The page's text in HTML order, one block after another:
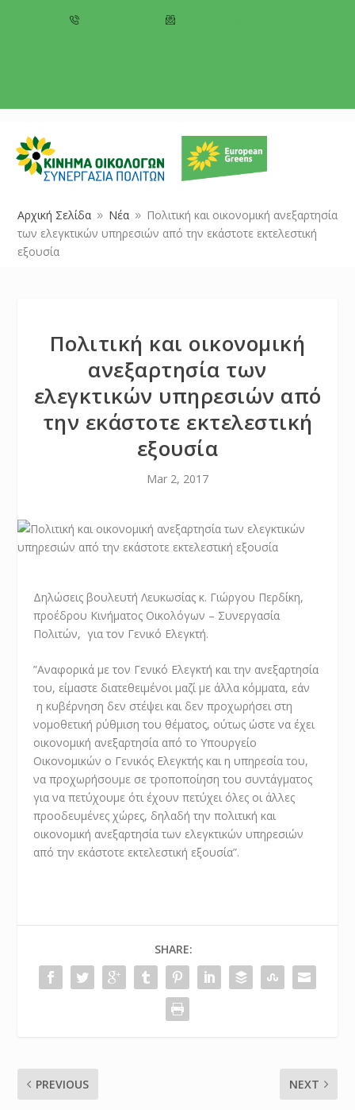
Αρχική Σελίδα 9 Νέα 9
Πολιτική και οικονομική ανεξαρτησία
των ελεγκτικών υπηρεσιών από την εκάστοτε εκτελεστική
εξουσία
Πολιτική και οικονομική
ανεξαρτησία των
ελεγκτικών υπηρεσιών από
την εκάστοτε εκτελεστική
εξουσία
Mar 2, 2017
Δηλώσεις βουλευτή Λευκωσίας κ. Γιώργου Περδίκη,
προέδρου Κινήματος Οικολόγων – Συνεργασία
Πολιτών, για τον Γενικό Ελεγκτή.
”Αναφορικά με τον Γενικό Ελεγκτή και την ανεξαρτησία
του, είμαστε διατεθειμένοι μαζί με άλλα κόμματα, εάν
η κυβέρνηση δεν στέψει και δεν προχωρήσει στη
νομοθετική ρύθμιση του θέματος, ούτως ώστε να έχει
οικονομική ανεξαρτησία από το Υπουργείο
Οικονομικών ο Γενικός Ελεγκτής και η υπηρεσία του,
να προχωρήσουμε σε τροποποίηση του συντάγματος
για να πετύχουμε ότι έχουν πετύχει όλες οι άλλες
προοδευμένες χώρες, δηλαδή την πολιτική και
οικονομική ανεξαρτησία των ελεγκτικών υπηρεσιών
από την εκάστοτε εκτελεστική εξουσία”.
SHARE:
PREVIOUS NEXT